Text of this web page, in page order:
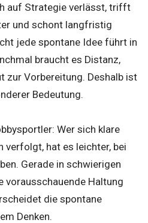
auf Strategie verlässt, trifft
und schont langfristig
jede spontane Idee führt in
braucht es Distanz,
zur Vorbereitung. Deshalb ist
Bedeutung.
Wer sich klare
verfolgt, hat es leichter, bei
Gerade in schwierigen
vorausschauende Haltung
die spontane
Denken.